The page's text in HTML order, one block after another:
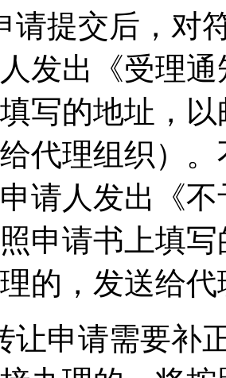
请提交后，对
发出《受理
写的地址，
代理组织）
请人发出《
申请书上填
理的，发送给
让申请需要补